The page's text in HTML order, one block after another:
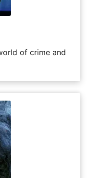
of crime and